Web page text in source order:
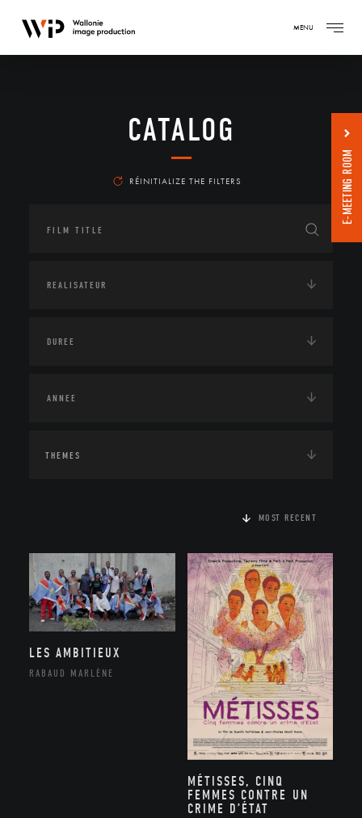
MENU
CATALOG
RÉINITIALIZE THE FILTERS
THEMES
MOST RECENT
LES AMBITIEUX
RABAUD MARLÈNE
MÉTISSES, CINQ
FEMMES CONTRE UN
CRIME D’ÉTAT
E-MEETING ROOM